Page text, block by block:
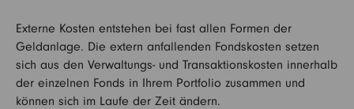
Externe Kosten entstehen bei fast allen Formen der
Geldanlage. Die extern anfallenden Fondskosten setzen
sich aus den Verwaltungs- und Transaktionskosten innerhalb
der einzelnen Fonds in Ihrem Portfolio zusammen und
können sich im Laufe der Zeit ändern.